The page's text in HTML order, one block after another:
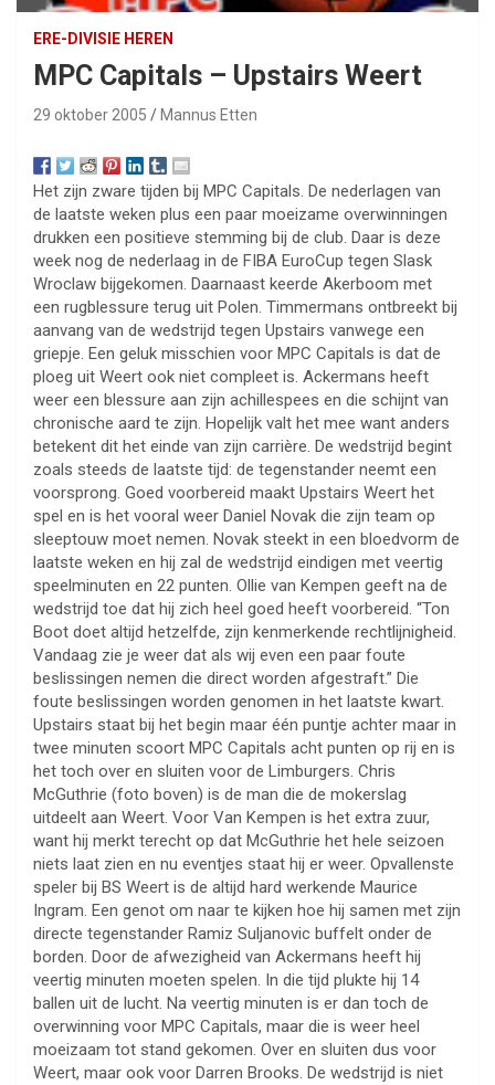
ERE-DIVISIE HEREN
MPC Capitals – Upstairs Weert
29 oktober 2005 Mannus Etten
Het zijn zware tijden bij MPC Capitals. De nederlagen van
de laatste weken plus een paar moeizame overwinningen
drukken een positieve stemming bij de club. Daar is deze
week nog de nederlaag in de FIBA EuroCup tegen Slask
Wroclaw bijgekomen. Daarnaast keerde Akerboom met
een rugblessure terug uit Polen. Timmermans ontbreekt bij
aanvang van de wedstrijd tegen Upstairs vanwege een
griepje. Een geluk misschien voor MPC Capitals is dat de
ploeg uit Weert ook niet compleet is. Ackermans heeft
weer een blessure aan zijn achillespees en die schijnt van
chronische aard te zijn. Hopelijk valt het mee want anders
betekent dit het einde van zijn carrière. De wedstrijd begint
zoals steeds de laatste tijd: de tegenstander neemt een
voorsprong. Goed voorbereid maakt Upstairs Weert het
spel en is het vooral weer Daniel Novak die zijn team op
sleeptouw moet nemen. Novak steekt in een bloedvorm de
laatste weken en hij zal de wedstrijd eindigen met veertig
speelminuten en 22 punten. Ollie van Kempen geeft na de
wedstrijd toe dat hij zich heel goed heeft voorbereid. “Ton
Boot doet altijd hetzelfde, zijn kenmerkende rechtlijnigheid.
Vandaag zie je weer dat als wij even een paar foute
beslissingen nemen die direct worden afgestraft.” Die
foute beslissingen worden genomen in het laatste kwart.
Upstairs staat bij het begin maar één puntje achter maar in
twee minuten scoort MPC Capitals acht punten op rij en is
het toch over en sluiten voor de Limburgers. Chris
McGuthrie (foto boven) is de man die de mokerslag
uitdeelt aan Weert. Voor Van Kempen is het extra zuur,
want hij merkt terecht op dat McGuthrie het hele seizoen
niets laat zien en nu eventjes staat hij er weer. Opvallenste
speler bij BS Weert is de altijd hard werkende Maurice
Ingram. Een genot om naar te kijken hoe hij samen met zijn
directe tegenstander Ramiz Suljanovic buffelt onder de
borden. Door de afwezigheid van Ackermans heeft hij
veertig minuten moeten spelen. In die tijd plukte hij 14
ballen uit de lucht. Na veertig minuten is er dan toch de
overwinning voor MPC Capitals, maar die is weer heel
moeizaam tot stand gekomen. Over en sluiten dus voor
Weert, maar ook voor Darren Brooks. De wedstrijd is niet